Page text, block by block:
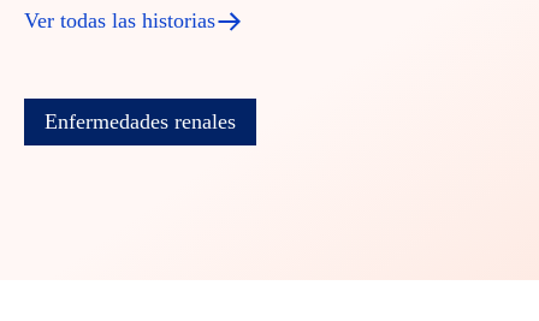
Ver todas las historias
Enfermedades renales